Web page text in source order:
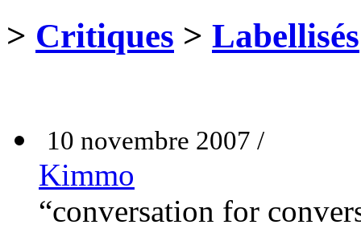
> Critiques > Labellisés
10 novembre 2007 /
Kimmo
“conversation for